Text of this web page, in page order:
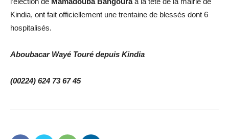
Kindia, ont fait officiellement une trentaine de blessés dont 6
hospitalisés.
Aboubacar Wayé Touré depuis Kindia
(00224) 624 73 67 45